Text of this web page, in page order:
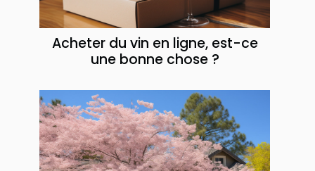
Acheter du vin en ligne, est-ce
une bonne chose ?